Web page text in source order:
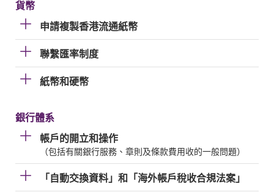
貨幣
申請複製香港流通紙幣
聯繫匯率制度
紙幣和硬幣
銀行體系
帳戶的開立和操作
（包括有關銀行服務、章則及條款費用收的一般問題）
「自動交換資料」和「海外帳戶稅收合規法案」